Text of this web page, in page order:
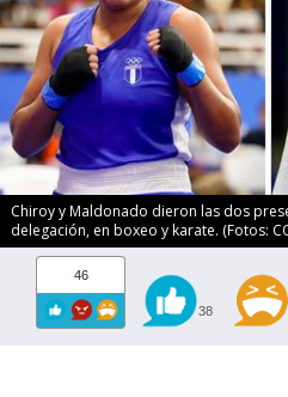
Chiroy y Maldonado dieron las dos
delegación, en boxeo y karate. (Fotos:
46
38